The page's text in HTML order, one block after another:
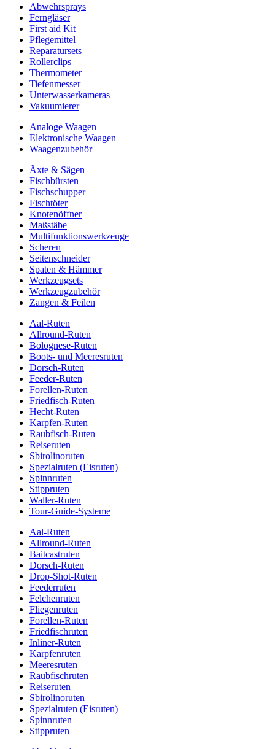
Abwehrsprays
Ferngläser
First aid Kit
Pflegemittel
Reparatursets
Rollerclips
Thermometer
Tiefenmesser
Unterwasserkameras
Vakuumierer
Analoge Waagen
Elektronische Waagen
Waagenzubehör
Äxte & Sägen
Fischbürsten
Fischschupper
Fischtöter
Knotenöffner
Maßstäbe
Multifunktionswerkzeuge
Scheren
Seitenschneider
Spaten & Hämmer
Werkzeugsets
Werkzeugzubehör
Zangen & Feilen
Aal-Ruten
Allround-Ruten
Bolognese-Ruten
Boots- und Meeresruten
Dorsch-Ruten
Feeder-Ruten
Forellen-Ruten
Friedfisch-Ruten
Hecht-Ruten
Karpfen-Ruten
Raubfisch-Ruten
Reiseruten
Sbirolinoruten
Spezialruten (Eisruten)
Spinnruten
Stippruten
Waller-Ruten
Tour-Guide-Systeme
Aal-Ruten
Allround-Ruten
Baitcastruten
Dorsch-Ruten
Drop-Shot-Ruten
Feederruten
Felchenruten
Fliegenruten
Forellen-Ruten
Friedfischruten
Inliner-Ruten
Karpfenruten
Meeresruten
Raubfischruten
Reiseruten
Sbirolinoruten
Spezialruten (Eisruten)
Spinnruten
Stippruten